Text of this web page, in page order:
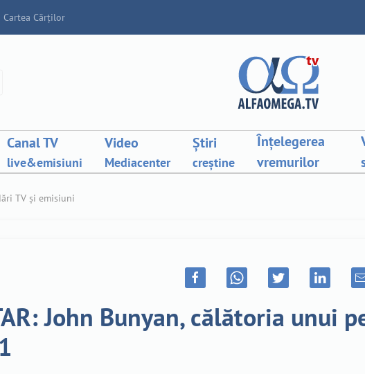
Cartea Cărților
Canal TV
live&emisiuni
Video
Mediacenter
Știri
creștine
Înțelegerea
vremurilor
TV și emisiuni
John Bunyan, călătoria unui